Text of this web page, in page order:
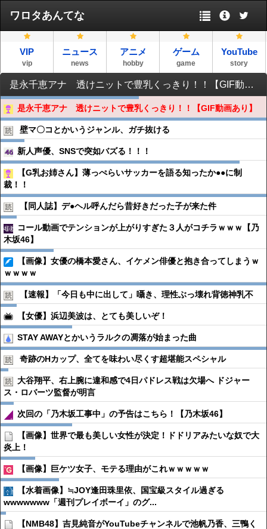
ワロタあんてな
VIP
vip
ニュース
news
アニメ
hobby
ゲーム
game
YouTube
story
是永千恵アナ 透けニットで豊乳くっきり！！【GIF動画あり】
是永千恵アナ 透けニットで豊乳くっきり！！【GIF動画あり】
壁マ〇コとかいうジャンル、ガチ抜ける
新人声優、SNSで突如バズる！！！
【G乳お姉さん】薄っぺらいサッカーを語る知ったか●●に制
裁！！
【同人誌】デ●︎ヘル呼んだら昔好きだった子が来た件
コール動画でテンションが上がりすぎた３人がコチラｗｗｗ【乃
木坂46】
【画像】女優の橋本愛さん、イケメン俳優と抱き合ってしまうｗ
ｗｗｗｗ
【速報】「今日も中に出して」囁き、理性ぶっ壊れ背徳神乳不
【女優】浜辺美波は、とても美しいぞ！
STAY AWAYとかいうラルクの凋落が始まった曲
奇跡のHカップ、全てを味わい尽くす超堪能スペシャル
大谷翔平、右上腕に違和感で4日パドレス戦は欠場へ ドジャー
ス・ロバーツ監督が明言
次回の「乃木坂工事中」の予告はこちら！【乃木坂46】
【画像】世界で最も美しい女性が決定！ドドリアみたいな奴で大
炎上！
【画像】巨ケツ女子、モテる理由がこれｗｗｗｗｗ
【水着画像】≒JOY逢田珠里依、国宝級スタイル過ぎる
wwwwwww「週刊プレイボーイ」のグ...
【NMB48】吉見純音がYouTubeチャンネルで池帆乃香、三鴨く